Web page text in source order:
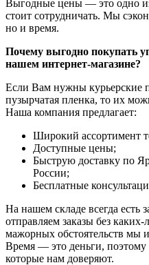
Выгодные цены — это одно
стоит сотрудничать. Мы
но и время.
Почему выгодно покупать
нашем интернет-магазине?
Если Вам нужны курьерские
пузырчатая пленка, то их
Наша компания предлагает:
Широкий ассортимент
Доступные цены;
Быструю доставку по
России;
Бесплатные
На нашем складе всегда есть
отправляем заказы без
мажорных обстоятельств мы
Время — это деньги,
которые нам доверяют.